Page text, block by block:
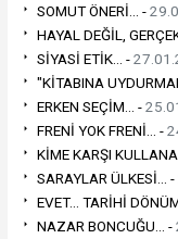
SOMUT ÖNERİ... -
HAYAL DEĞİL,
SİYASİ ETİK... -
"KİTABINA
ERKEN SEÇİM... -
FRENİ YOK FRENİ... -
KİME KARŞI
SARAYLAR ÜLKESİ... -
EVET... TARİHİ
NAZAR BONCUĞU... -